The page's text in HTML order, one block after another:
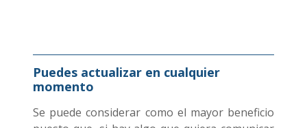
Puedes actualizar en cualquier
momento
Se puede considerar como el mayor beneficio